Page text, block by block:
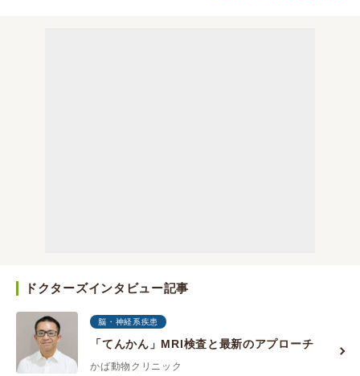
ドクターズインタビュー記事
脳・神経系疾患
「てんかん」MRI検査と最新のアプローチ
かば動物クリニック